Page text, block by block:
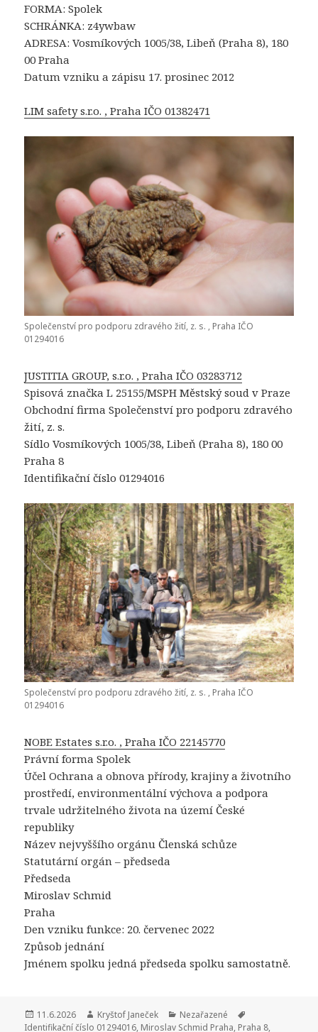
FORMA: Spolek
SCHRÁNKA: z4ywbaw
ADRESA: Vosmíkových 1005/38, Libeň (Praha 8), 180
00 Praha
Datum vzniku a zápisu 17. prosinec 2012
LIM safety s.r.o. , Praha IČO 01382471
Společenství pro podporu zdravého žití, z. s. , Praha IČO
01294016
JUSTITIA GROUP, s.r.o. , Praha IČO 03283712
Spisová značka L 25155/MSPH Městský soud v Praze
Obchodní firma Společenství pro podporu zdravého
žití, z. s.
Sídlo Vosmíkových 1005/38, Libeň (Praha 8), 180 00
Praha 8
Identifikační číslo 01294016
Společenství pro podporu zdravého žití, z. s. , Praha IČO
01294016
NOBE Estates s.r.o. , Praha IČO 22145770
Právní forma Spolek
Účel Ochrana a obnova přírody, krajiny a životního
prostředí, environmentální výchova a podpora
trvale udržitelného života na území České
republiky
Název nejvyššího orgánu Členská schůze
Statutární orgán – předseda
Předseda
Miroslav Schmid
Praha
Den vzniku funkce: 20. červenec 2022
Způsob jednání
Jménem spolku jedná předseda spolku samostatně.
Publikováno:
11.6.2026 Autor:
Kryštof Janeček Rubriky:
Nezařazené
Identifikační číslo 01294016, Miroslav Schmid Praha, Praha 8,